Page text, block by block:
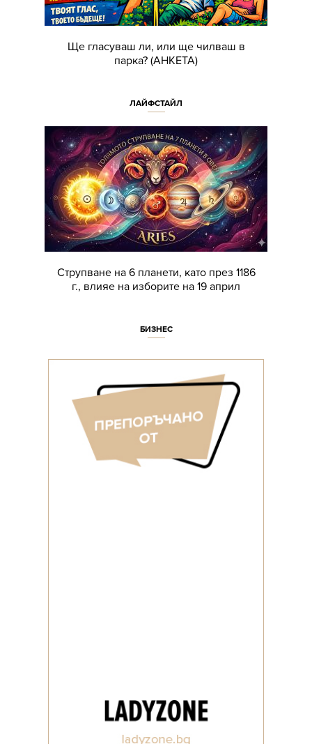
Ще гласуваш ли, или ще чилваш в
парка? (АНКЕТА)
ЛАЙФСТАЙЛ
Струпване на 6 планети, като през 1186
г., влияе на изборите на 19 април
БИЗНЕС